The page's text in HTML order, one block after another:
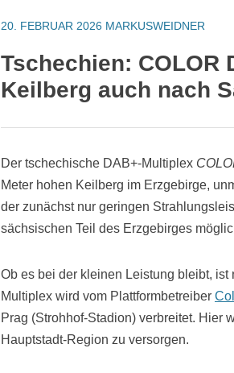
20. FEBRUAR 2026 MARKUSWEIDNER
Tschechien: COLOR
Keilberg auch nach
Der tschechische DAB+-Multiplex
Meter hohen Keilberg im Erzgebirge,
der zunächst nur geringen
sächsischen Teil des Erzgebirges
Ob es bei der kleinen Leistung bleibt,
Multiplex wird vom Plattformbetreiber
Prag (Strohhof-Stadion) verbreitet. Hier
Hauptstadt-Region zu versorgen.